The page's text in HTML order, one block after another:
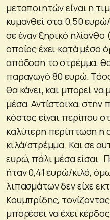
μεταποιητών είναι η
κυμανθεί στα 0,50
σε έναν ξηρικό
οποίος έχει κατά μέσο
απόδοση το στρέμμα,
παραγωγό 80 ευρώ.
θα κάνει, και μπορεί να
μέσα. Αντίστοιχα, στην
κόστος είναι περίπου
καλύτερη περίπτωση η
κιλά/στρέμμα. Και σε
ευρώ, πάλι μέσα είσαι.
ήταν 0,41 ευρώ/κιλό,
λιπασμάτων δεν είχε
Κουμπρίδης,
μπορέσει να έχει